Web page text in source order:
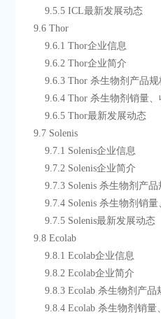
        9.5.5 ICL最新发展动态
    9.6 Thor
        9.6.1 Thor企业信息
        9.6.2 Thor企业简介
9.6.3 Thor 杀生物剂
9.6.4 Thor 杀生物剂
        9.6.5 Thor最新发展动态
    9.7 Solenis
        9.7.1 Solenis企业信息
        9.7.2 Solenis企业简介
9.7.3 Solenis 杀生物
9.7.4 Solenis 杀生物
        9.7.5 Solenis最新发展动态
    9.8 Ecolab
        9.8.1 Ecolab企业信息
        9.8.2 Ecolab企业简介
9.8.3 Ecolab 杀生物
9.8.4 Ecolab 杀生物